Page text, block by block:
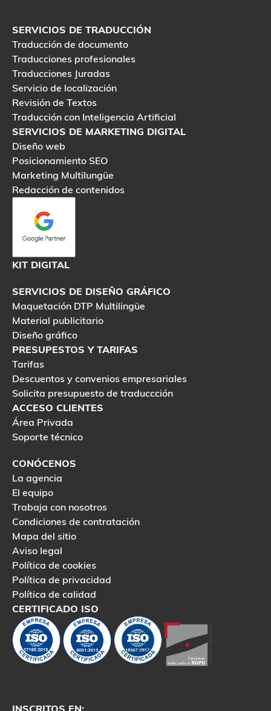
SERVICIOS DE TRADUCCIÓN
Traducción de documento
Traducciones profesionales
Traducciones Juradas
Servicio de localización
Revisión de Textos
Traducción con Inteligencia Artificial
SERVICIOS DE MARKETING DIGITAL
Diseño web
Posicionamiento SEO
Marketing Multilungüe
Redacción de contenidos
KIT DIGITAL
SERVICIOS DE DISEÑO GRÁFICO
Maquetación DTP Multilingüe
Material publicitario
Diseño gráfico
PRESUPESTOS Y TARIFAS
Tarifas
Descuentos y convenios empresariales
Solicita presupuesto de traduccción
ACCESO CLIENTES
Área Privada
Soporte técnico
CONÓCENOS
La agencia
El equipo
Trabaja con nosotros
Condiciones de contratación
Mapa del sitio
Aviso legal
Política de cookies
Política de privacidad
Política de calidad
CERTIFICADO ISO
INSCRITOS EN: